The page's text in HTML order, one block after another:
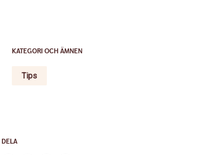
KATEGORI OCH ÄMNEN
Tips
DELA